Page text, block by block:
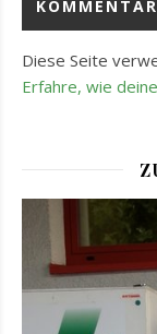
Diese Seite
Erfahre, wie